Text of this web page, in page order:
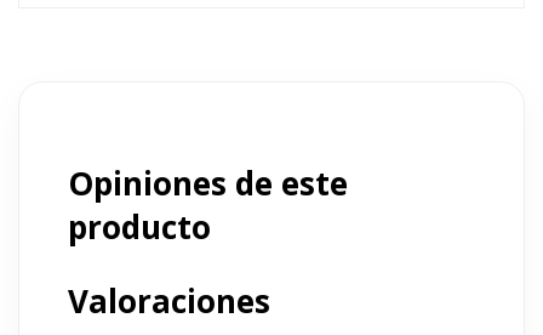
Opiniones de este
producto
Valoraciones